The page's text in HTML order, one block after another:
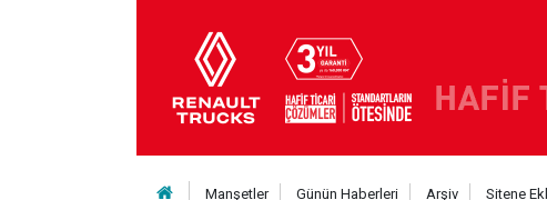
Manşetler Günün Haberleri Arşiv Sitene